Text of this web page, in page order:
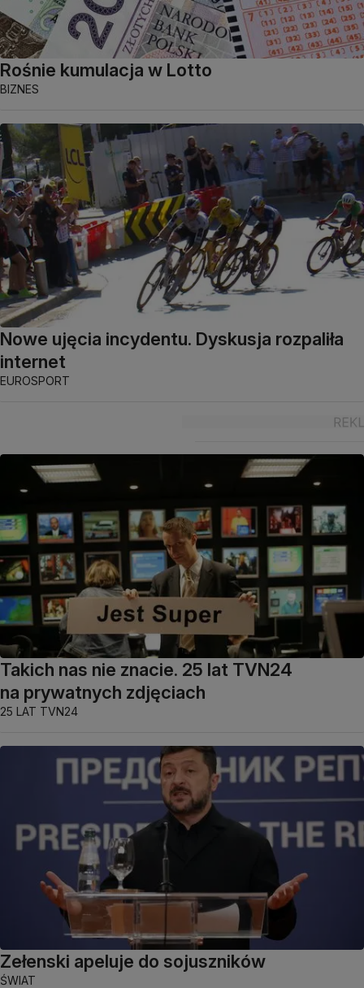
Rośnie kumulacja w Lotto
BIZNES
Nowe ujęcia incydentu. Dyskusja rozpaliła
internet
EUROSPORT
Takich nas nie znacie. 25 lat TVN24
na prywatnych zdjęciach
25 LAT TVN24
Zełenski apeluje do sojuszników
ŚWIAT